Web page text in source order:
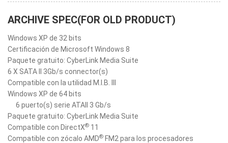
ARCHIVE SPEC(FOR OLD PRODUCT)
Windows XP de 32 bits
Certificación de Microsoft Windows 8
Paquete gratuito: CyberLink Media Suite
6 X SATA II 3Gb/s connector(s)
Compatible con la utilidad M.I.B. III
Windows XP de 64 bits
6 puerto(s) serie ATAII 3 Gb/s
Paquete gratuito: CyberLink Media Suite
Compatible con DirectX® 11
Compatible con zócalo AMD® FM2 para los procesadores